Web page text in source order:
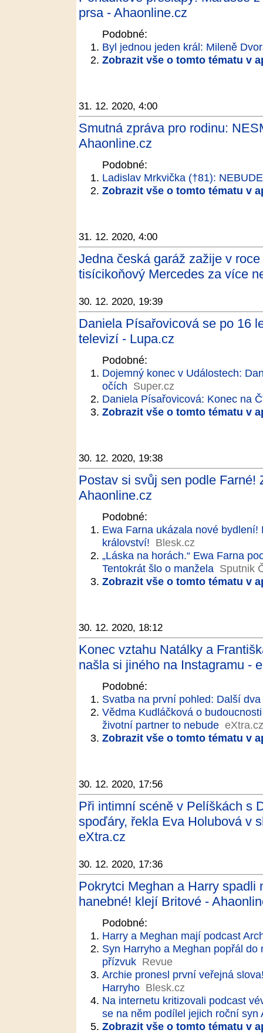
prsa - Ahaonline.cz
Podobné:
Byl jednou jeden král: Mileně
Zobrazit vše o tomto tématu v
31. 12. 2020, 4:00
Smutná zpráva pro rodinu:
Ahaonline.cz
Podobné:
Ladislav Mrkvička (†81):
Zobrazit vše o tomto tématu v
31. 12. 2020, 4:00
Jedna česká garáž zažije v
tisícikoňový Mercedes za více
30. 12. 2020, 19:39
Daniela Písařovicová se po 16
televizí - Lupa.cz
Podobné:
Dojemný konec v Událostech:
očích Super.cz
Daniela Písařovicová: Konec na
Zobrazit vše o tomto tématu v
30. 12. 2020, 19:38
Postav si svůj sen podle Farné!
Ahaonline.cz
Podobné:
Ewa Farna ukázala nové
království! Blesk.cz
„Láska na horách.“ Ewa Farna
Tentokrát šlo o manžela Sputnik
Zobrazit vše o tomto tématu v
30. 12. 2020, 18:12
Konec vztahu Natálky a
našla si jiného na Instagramu -
Podobné:
Svatba na první pohled: Další
Vědma Kudláčková o
životní partner to nebude eXtra.cz
Zobrazit vše o tomto tématu v
30. 12. 2020, 17:56
Při intimní scéně v Pelíškách s
spoďáry, řekla Eva Holubová v
eXtra.cz
30. 12. 2020, 17:36
Pokrytci Meghan a Harry spadli
hanebné! klejí Britové -
Podobné:
Harry a Meghan mají podcast
Syn Harryho a Meghan popřál
přízvuk Revue
Archie pronesl první veřejná
Harryho Blesk.cz
Na internetu kritizovali podcast
se na něm podílel jejich roční syn
Zobrazit vše o tomto tématu v